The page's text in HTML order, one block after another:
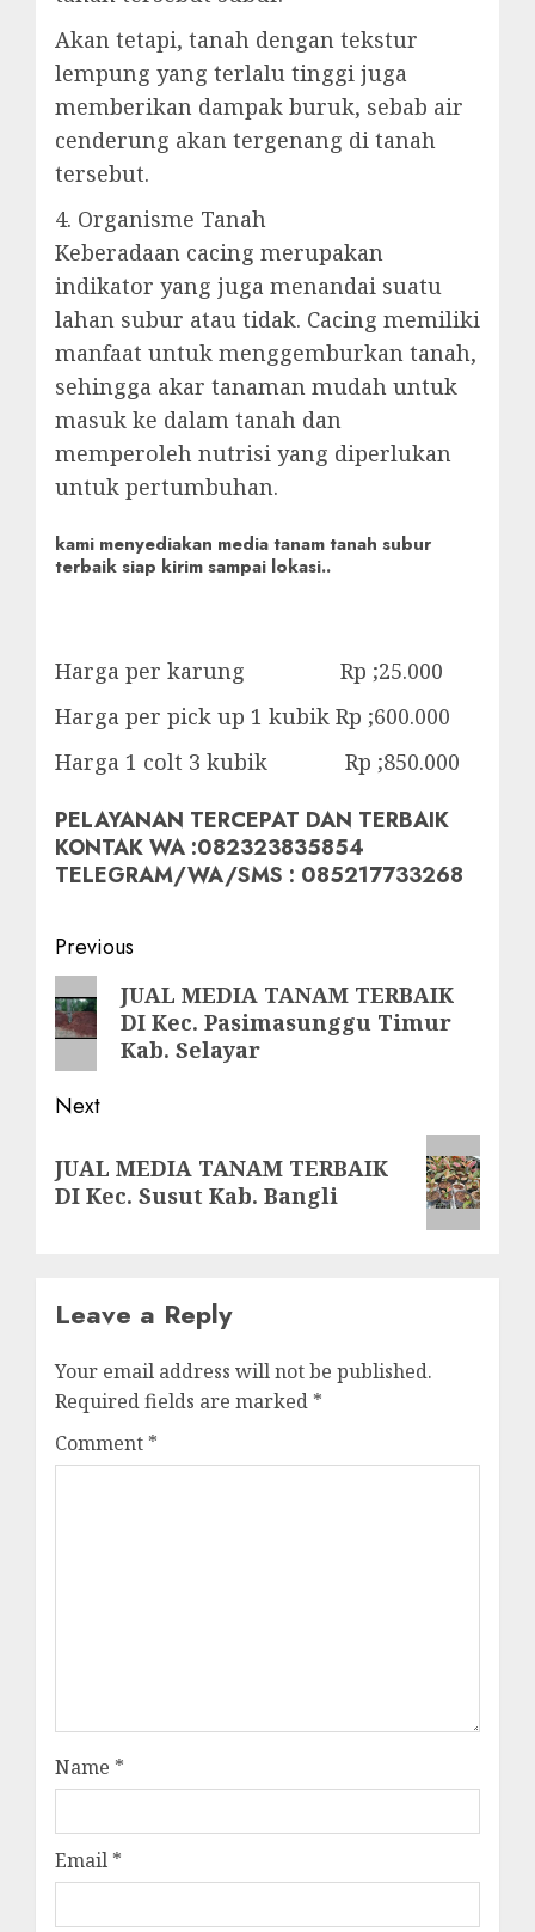
Akan tetapi, tanah dengan tekstur
lempung yang terlalu tinggi juga
memberikan dampak buruk, sebab air
cenderung akan tergenang di tanah
tersebut.
4. Organisme Tanah
Keberadaan cacing merupakan
indikator yang juga menandai suatu
lahan subur atau tidak. Cacing memiliki
manfaat untuk menggemburkan tanah,
sehingga akar tanaman mudah untuk
masuk ke dalam tanah dan
memperoleh nutrisi yang diperlukan
untuk pertumbuhan.
kami menyediakan media tanam tanah subur
terbaik siap kirim sampai lokasi..
Harga per karung Rp ;25.000
Harga per pick up 1 kubik Rp ;600.000
Harga 1 colt 3 kubik Rp ;850.000
PELAYANAN TERCEPAT DAN TERBAIK
KONTAK WA :082323835854
TELEGRAM/WA/SMS : 085217733268
Post
navigation
Previous
Previous
post:
JUAL MEDIA TANAM TERBAIK
DI Kec. Pasimasunggu Timur
Kab. Selayar
Next
post:
JUAL MEDIA TANAM TERBAIK
DI Kec. Susut Kab. Bangli
Leave a Reply
Your email address will not be published.
Required fields are marked *
Comment *
Name *
Email *